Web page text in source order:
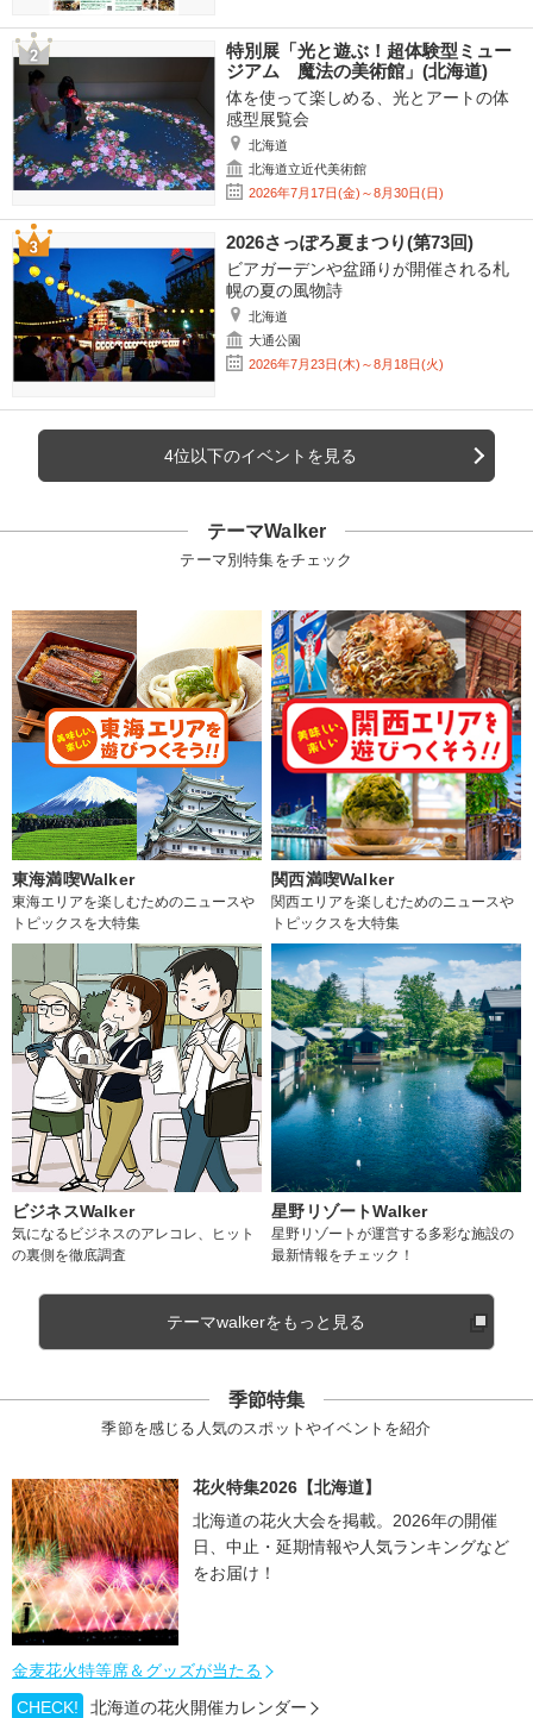
特別展「光と遊ぶ！超体験型ミュー
ジアム 魔法の美術館」(北海道)
体を使って楽しめる、光とアートの体
感型展覧会
北海道
北海道立近代美術館
2026年7月17日(金)～8月30日(日)
2026さっぽろ夏まつり(第73回)
ビアガーデンや盆踊りが開催される札
幌の夏の風物詩
北海道
大通公園
2026年7月23日(木)～8月18日(火)
4位以下のイベントを見る
テーマWalker
テーマ別特集をチェック
東海満喫Walker
東海エリアを楽しむためのニュースや
トピックスを大特集
関西満喫Walker
関西エリアを楽しむためのニュースや
トピックスを大特集
ビジネスWalker
気になるビジネスのアレコレ、ヒット
の裏側を徹底調査
星野リゾートWalker
星野リゾートが運営する多彩な施設の
最新情報をチェック！
テーマwalkerをもっと見る
季節特集
季節を感じる人気のスポットやイベントを紹介
花火特集2026【北海道】
北海道の花火大会を掲載。2026年の開催
日、中止・延期情報や人気ランキングなど
をお届け！
金麦花火特等席＆グッズが当たる
CHECK!
北海道の花火開催カレンダー